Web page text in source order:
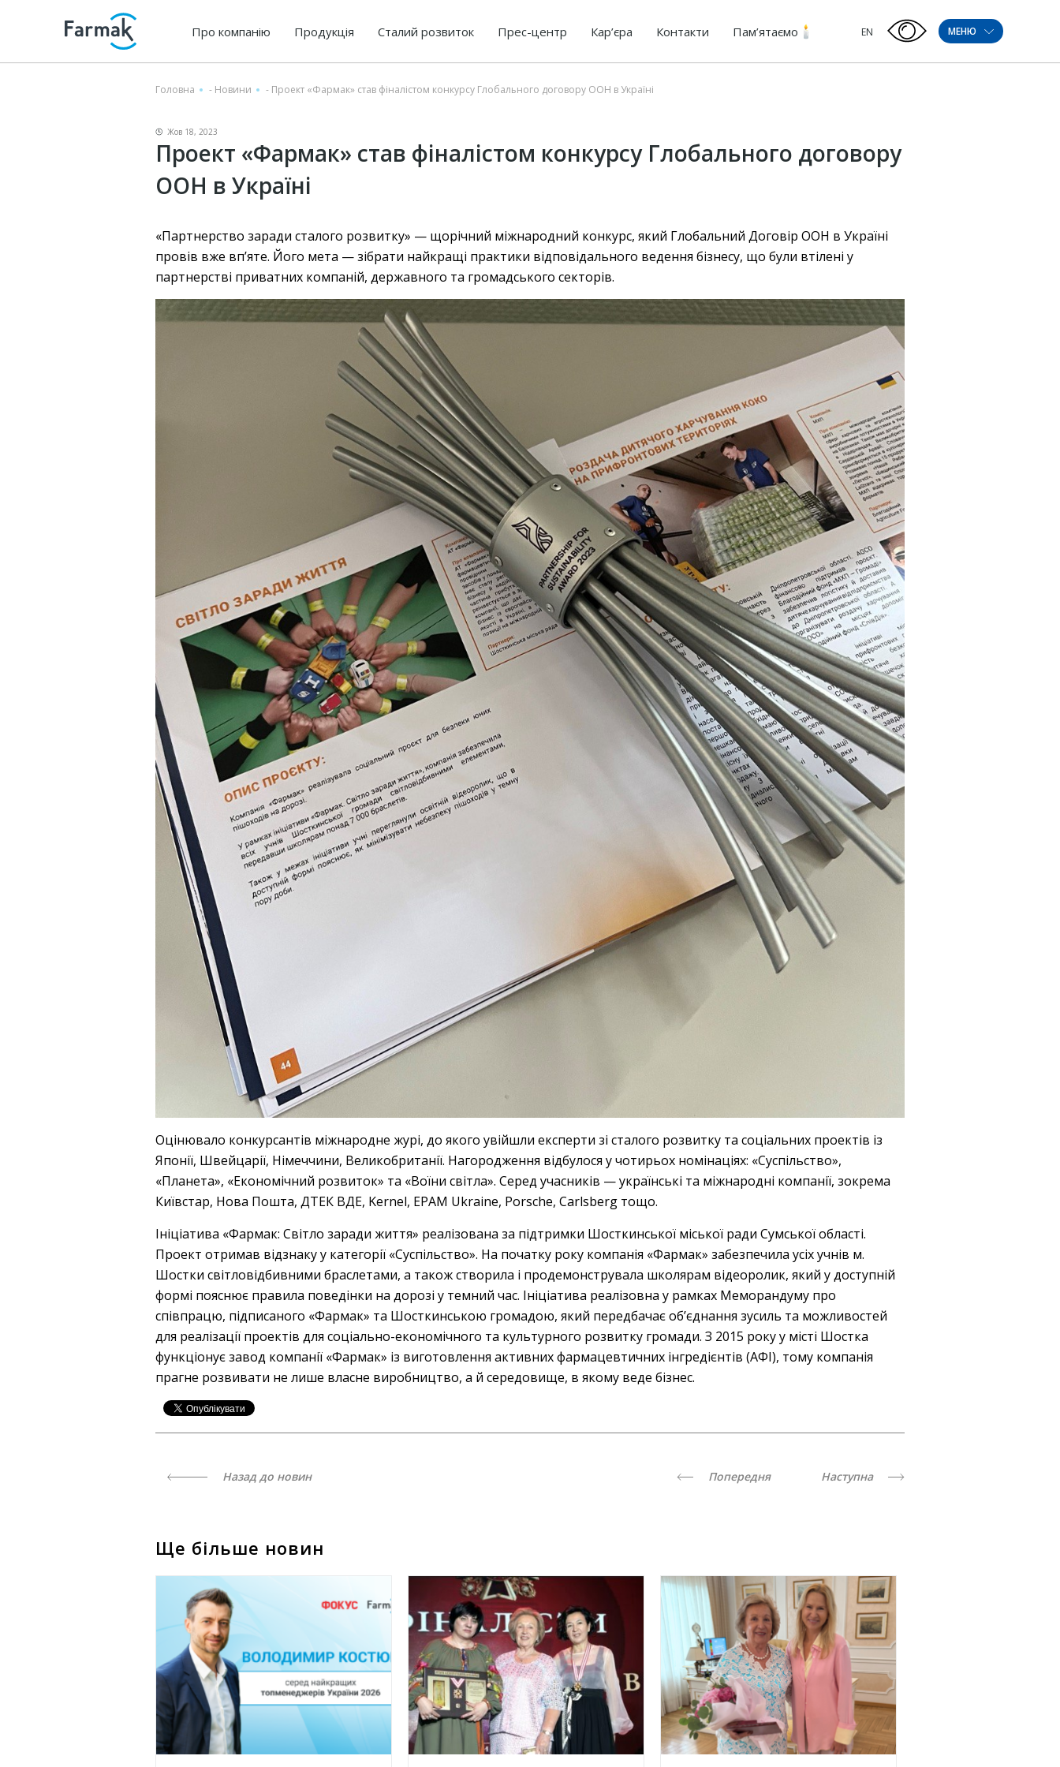
Про компанію Продукція Сталий розвиток Прес-центр Кар’єра Контакти Пам’ятаємо EN МЕНЮ
Головна - Новини - Проект «Фармак» став фіналістом конкурсу Глобального договору ООН в Україні
Жов 18, 2023
Проект «Фармак» став фіналістом конкурсу Глобального договору
ООН в Україні
«Партнерство заради сталого розвитку» — щорічний міжнародний конкурс, який Глобальний Договір ООН в Україні
провів вже вп’яте. Його мета — зібрати найкращі практики відповідального ведення бізнесу, що були втілені у
партнерстві приватних компаній, державного та громадського секторів.
Оцінювало конкурсантів міжнародне журі, до якого увійшли експерти зі сталого розвитку та соціальних проектів із
Японії, Швейцарії, Німеччини, Великобританії. Нагородження відбулося у чотирьох номінаціях: «Суспільство»,
«Планета», «Економічний розвиток» та «Воїни світла». Серед учасників — українські та міжнародні компанії, зокрема
Київстар, Нова Пошта, ДТЕК ВДЕ, Kernel, EPAM Ukraine, Porsche, Carlsberg тощо.
Ініціатива «Фармак: Світло заради життя» реалізована за підтримки Шосткинської міської ради Сумської області.
Проект отримав відзнаку у категорії «Суспільство». На початку року компанія «Фармак» забезпечила усіх учнів м.
Шостки світловідбивними браслетами, а також створила і продемонструвала школярам відеоролик, який у доступній
формі пояснює правила поведінки на дорозі у темний час. Ініціатива реалізовна у рамках Меморандуму про
співпрацю, підписаного «Фармак» та Шосткинською громадою, який передбачає об’єднання зусиль та можливостей
для реалізації проектів для соціально-економічного та культурного розвитку громади. З 2015 року у місті Шостка
функціонує завод компанії «Фармак» із виготовлення активних фармацевтичних інгредієнтів (АФІ), тому компанія
прагне розвивати не лише власне виробництво, а й середовище, в якому веде бізнес.
Назад до новин Попередня Наступна
Ще більше новин